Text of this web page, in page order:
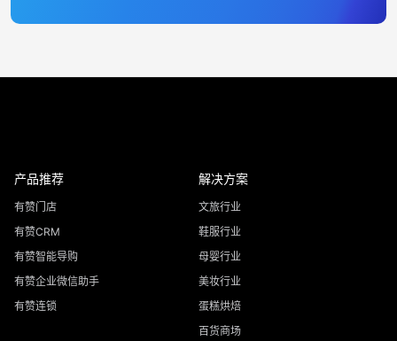
产品推荐
有赞门店
有赞CRM
有赞智能导购
有赞企业微信助手
有赞连锁
解决方案
文旅行业
鞋服行业
母婴行业
美妆行业
蛋糕烘焙
百货商场